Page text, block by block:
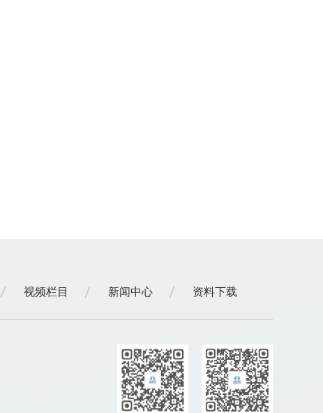
视频栏目 新闻中心 资料下载